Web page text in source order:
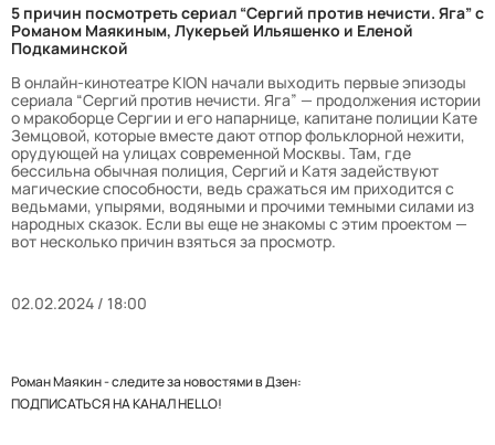
5 причин посмотреть сериал “Сергий против нечисти. Яга” с
Романом Маякиным, Лукерьей Ильяшенко и Еленой
Подкаминской
В онлайн-кинотеатре KION начали выходить первые эпизоды
сериала “Сергий против нечисти. Яга” — продолжения истории
о мракоборце Сергии и его напарнице, капитане полиции Кате
Земцовой, которые вместе дают отпор фольклорной нежити,
орудующей на улицах современной Москвы. Там, где
бессильна обычная полиция, Сергий и Катя задействуют
магические способности, ведь сражаться им приходится с
ведьмами, упырями, водяными и прочими темными силами из
народных сказок. Если вы еще не знакомы с этим проектом —
вот несколько причин взяться за просмотр.
02.02.2024 / 18:00
Роман Маякин - следите за новостями в Дзен:
ПОДПИСАТЬСЯ НА КАНАЛ HELLO!